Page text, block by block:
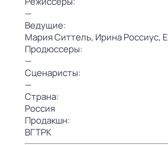
—
Ведущие:
Мария Ситтель, Ирина Россиус,
Продюссеры:
—
Сценаристы:
—
Страна:
Россия
Продакшн:
ВГТРК